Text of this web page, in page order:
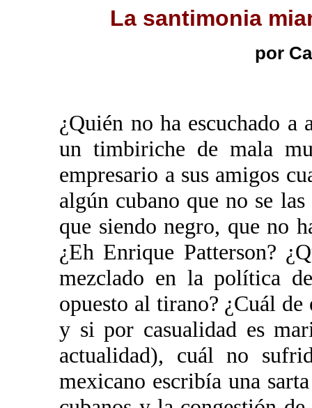
La santimonia
por
¿Quién no ha escuchado a
un timbiriche de mala
empresario a sus amigos
algún cubano que no se
que siendo negro, que no
¿Eh Enrique Patterson?
mezclado en la política
opuesto al tirano? ¿Cuál
y si por casualidad es
actualidad), cuál no
mexicano escribía una